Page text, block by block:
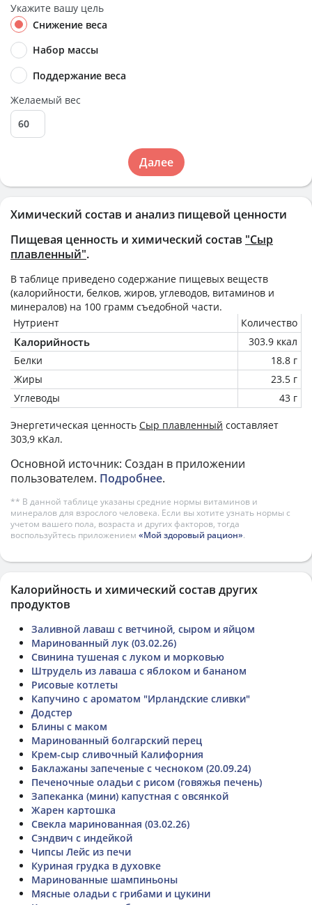
Химический состав и анализ пищевой ценности
Пищевая ценность и химический состав "Сыр
плавленный".
В таблице приведено содержание пищевых веществ
(калорийности, белков, жиров, углеводов, витаминов и
минералов) на 100 грамм съедобной части.
Нутриент
Количество
Калорийность
303.9 ккал
Белки
18.8 г
Жиры
23.5 г
Углеводы
43 г
Энергетическая ценность Сыр плавленный составляет
303,9 кКал.
Основной источник: Создан в приложении
пользователем. Подробнее.
** В данной таблице указаны средние нормы витаминов и
минералов для взрослого человека. Если вы хотите узнать нормы с
учетом вашего пола, возраста и других факторов, тогда
воспользуйтесь приложением «Мой здоровый рацион».
Укажите вашу цель
Снижение веса
Набор массы
Поддержание веса
Желаемый вес
Далее
Калорийность и химический состав других
продуктов
Заливной лаваш с ветчиной, сыром и яйцом
Маринованный лук (03.02.26)
Свинина тушеная с луком и морковью
Штрудель из лаваша с яблоком и бананом
Рисовые котлеты
Капучино с ароматом "Ирландские сливки"
Додстер
Блины с маком
Маринованный болгарский перец
Крем-сыр сливочный Калифорния
Баклажаны запеченые с чесноком (20.09.24)
Печеночные оладьи с рисом (говяжья печень)
Запеканка (мини) капустная с овсянкой
Жарен картошка
Свекла маринованная (03.02.26)
Сэндвич с индейкой
Чипсы Лейс из печи
Куриная грудка в духовке
Маринованные шампиньоны
Мясные оладьи с грибами и цукини